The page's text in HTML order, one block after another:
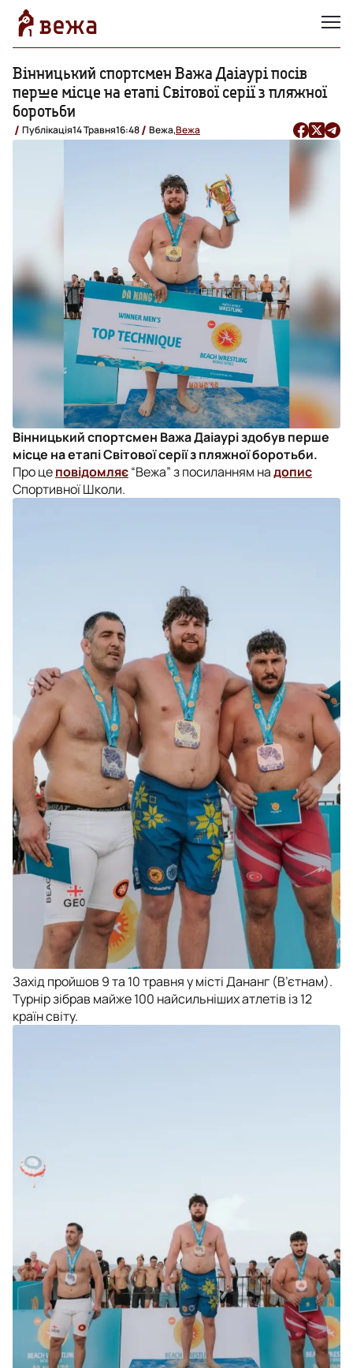
Вінницький спортсмен Важа Даіаурі посів
перше місце на етапі Світової серії з пляжної
боротьби
Публікація14 Травня16:48 Вежа,Вежа
Вінницький спортсмен Важа Даіаурі здобув перше
місце на етапі Світової серії з пляжної боротьби.
Про цеповідомляє“Вежа” з посиланням надопис
Спортивної Школи.
Захід пройшов 9 та 10 травня у місті Дананг (В’єтнам).
Турнір зібрав майже 100 найсильніших атлетів із 12
країн світу.